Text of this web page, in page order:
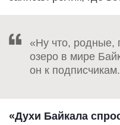
«Ну что, родные,
озеро в мире
он к подписчикам.
«Духи Байкала